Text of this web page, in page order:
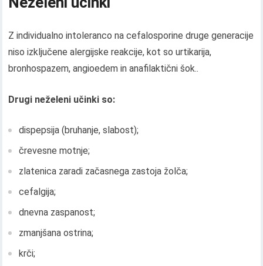
Z individualno intoleranco na cefalosporine druge generacije
niso izključene alergijske reakcije, kot so urtikarija,
bronhospazem, angioedem in anafilaktični šok..
Drugi neželeni učinki so:
dispepsija (bruhanje, slabost);
črevesne motnje;
zlatenica zaradi začasnega zastoja žolča;
cefalgija;
dnevna zaspanost;
zmanjšana ostrina;
krči;